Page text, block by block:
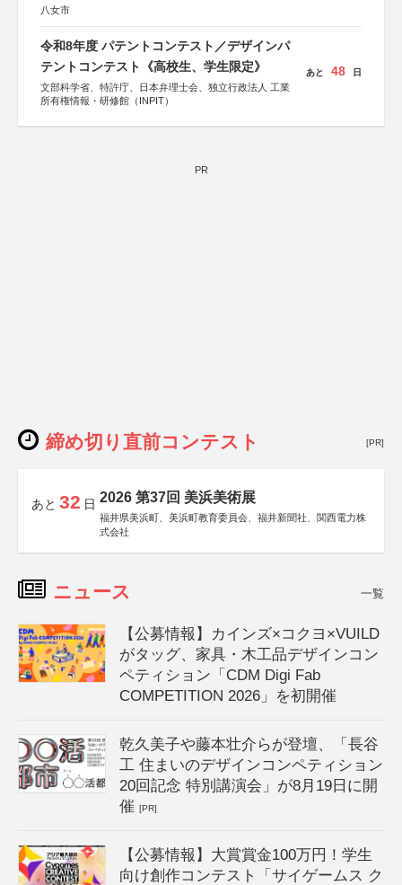
八女市
令和8年度 パテントコンテスト／デザインパ
テントコンテスト《高校生、学生限定》
文部科学省、特許庁、日本弁理士会、独立行政法人 工業
所有権情報・研修館（INPIT）
あと 48 日
PR
締め切り直前コンテスト [PR]
あと 32 日 2026 第37回 美浜美術展
福井県美浜町、美浜町教育委員会、福井新聞社、関西電力株
式会社
ニュース 一覧
【公募情報】カインズ×コクヨ×VUILD
がタッグ、家具・木工品デザインコン
ペティション「CDM Digi Fab
COMPETITION 2026」を初開催
乾久美子や藤本壮介らが登壇、「長谷
工 住まいのデザインコンペティション
20回記念 特別講演会」が8月19日に開
催[PR]
【公募情報】大賞賞金100万円！学生
向け創作コンテスト「サイゲームス ク